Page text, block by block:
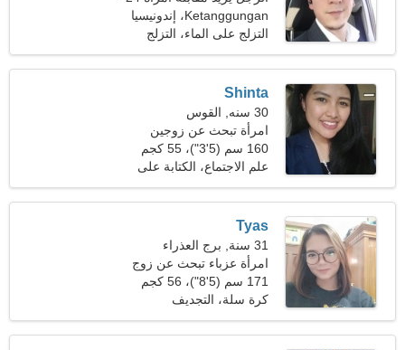
29
Ketanggungan، إندونيسيا
التزلج على الماء، التزلج
Shinta
30 سنه, القوس
امرأة تبحث عن زوجين
160 سم (5'3")، 55 كجم
(121 رطلا)
علم الاجتماع، الكتابة على
الجدران
Tyas
31 سنة, برج العذراء
امرأة عزباء تبحث عن زوج
36-39
171 سم (5'8")، 56 كجم
(123 رطلا)
كرة سلة، التجديف